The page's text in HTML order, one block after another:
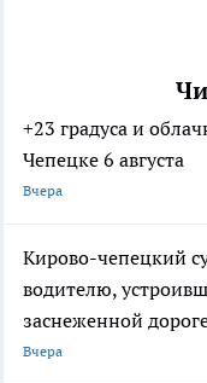
+23 градуса и
Чепецке 6 августа
Вчера
Кирово-чепецкий
водителю,
заснеженной
Вчера